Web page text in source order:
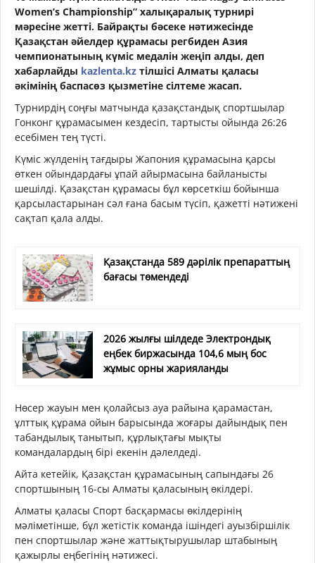
Women’s Championship” халықаралық турнирі
мәресіне жетті. Байрақты бәсеке нәтижесінде
Қазақстан әйелдер құрамасы регбиден Азия
чемпионатының күміс медалін жеңіп алды, деп
хабарлайды kazlenta.kz тілшісі Алматы қаласы
әкімінің баспасөз қызметіне сілтеме жасап.
Турнирдің соңғы матчында қазақстандық спортшылар
Гонконг құрамасымен кездесіп, тартысты ойында 26:26
есебімен тең түсті.
Күміс жүлденің тағдыры Жапония құрамасына қарсы
өткен ойындардағы ұпай айырмасына байланысты
шешілді. Қазақстан құрамасы бұл көрсеткіш бойынша
қарсыластарынан сәл ғана басым түсіп, қажетті нәтижені
сақтап қала алды.
Қазақстанда 589 дәрілік препараттың
бағасы төмендеді
2026 жылғы шілдеде Электрондық
еңбек биржасында 104,6 мың бос
жұмыс орны жарияланды
Нөсер жауын мен қолайсыз ауа райына қарамастан,
ұлттық құрама ойын барысында жоғары дайындық пен
табандылық танытып, құрлықтағы мықты
командалардың бірі екенін дәлелдеді.
Айта кетейік, Қазақстан құрамасының сапындағы 26
спортшының 16-сы Алматы қаласының өкілдері.
Алматы қаласы Спорт басқармасы өкілдерінің
мәліметінше, бұл жетістік команда ішіндегі ауызбіршілік
пен спортшылар және жаттықтырушылар штабының
қажырлы еңбегінің нәтижесі.